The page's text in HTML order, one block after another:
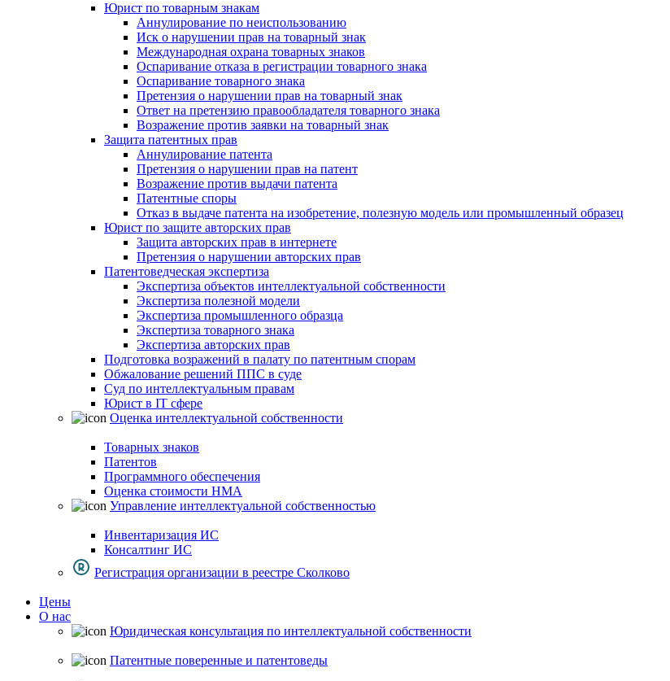
Юрист по товарным знакам
Аннулирование по неиспользованию
Иск о нарушении прав на товарный знак
Международная охрана товарных знаков
Оспаривание отказа в регистрации товарного знака
Оспаривание товарного знака
Претензия о нарушении прав на товарный знак
Ответ на претензию правообладателя товарного знака
Возражение против заявки на товарный знак
Защита патентных прав
Аннулирование патента
Претензия о нарушении прав на патент
Возражение против выдачи патента
Патентные споры
Отказ в выдаче патента на изобретение, полезную модель или промышленный образец
Юрист по защите авторских прав
Защита авторских прав в интернете
Претензия о нарушении авторских прав
Патентоведческая экспертиза
Экспертиза объектов интеллектуальной собственности
Экспертиза полезной модели
Экспертиза промышленного образца
Экспертиза товарного знака
Экспертиза авторских прав
Подготовка возражений в палату по патентным спорам
Обжалование решений ППС в суде
Суд по интеллектуальным правам
Юрист в IT сфере
Оценка интеллектуальной собственности
Товарных знаков
Патентов
Программного обеспечения
Оценка стоимости НМА
Управление интеллектуальной собственностью
Инвентаризация ИС
Консалтинг ИС
Регистрация организации в реестре Сколково
Цены
О нас
Юридическая консультация по интеллектуальной собственности
Патентные поверенные и патентоведы